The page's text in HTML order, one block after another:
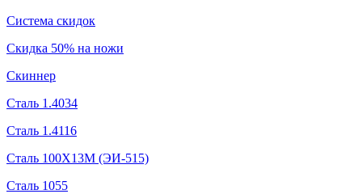
Система скидок
Скидка 50% на ножи
Скиннер
Сталь 1.4034
Сталь 1.4116
Сталь 100Х13М (ЭИ-515)
Сталь 1055